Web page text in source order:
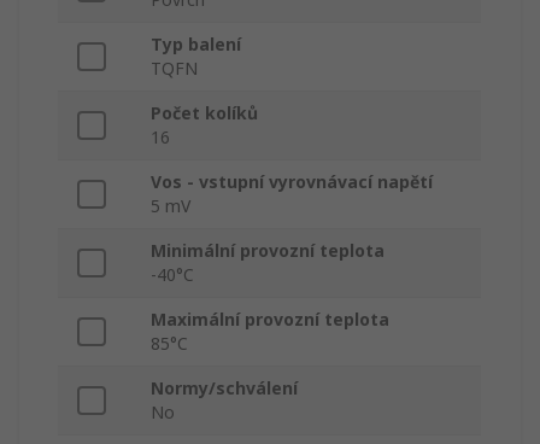
Typ balení
TQFN
Počet kolíků
16
Vos - vstupní vyrovnávací napětí
5 mV
Minimální provozní teplota
-40°C
Maximální provozní teplota
85°C
Normy/schválení
No